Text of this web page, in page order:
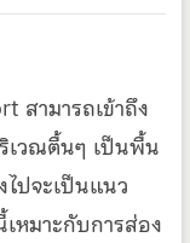
สามารถเข้าถึง
เวณตื้นๆ เป็นพื้น
ปจะเป็นแนว
หมาะกับการส่อง